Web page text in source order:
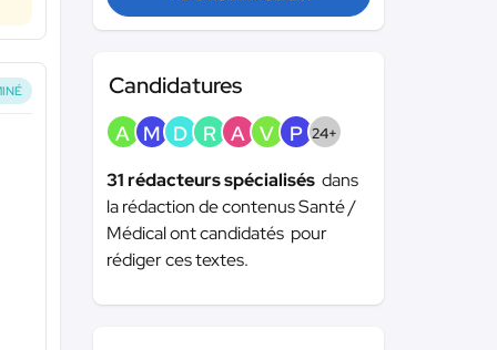
Candidatures
A M D R A V P 24+
31 rédacteurs spécialisés dans
la rédaction de contenus Santé /
Médical ont candidatés pour
rédiger ces textes.